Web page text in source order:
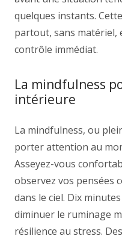
quelques instants.
partout, sans matériel,
contrôle immédiat.
La mindfulness
intérieure
La mindfulness, ou
porter attention au
Asseyez-vous
observez vos pensées
dans le ciel. Dix
diminuer le ruminage
résilience au stress.